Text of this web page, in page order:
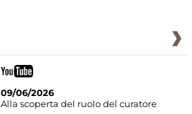
09/06/2026
Alla scoperta del ruolo del curatore